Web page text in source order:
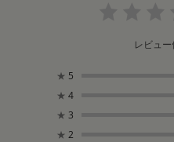
レビュ
★ 5
★ 4
★ 3
★ 2